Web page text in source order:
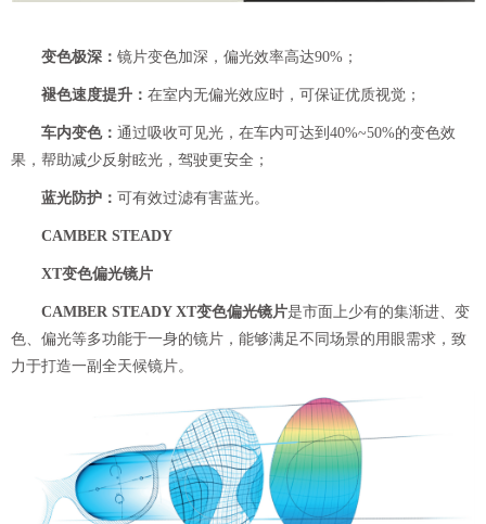
变色极深： 镜片变色加深，偏光效率高达90%；
褪色速度提升： 在室内无偏光效应时，可保证优质视觉；
车内变色： 通过吸收可见光，在车内可达到40%~50%的变色效
果，帮助减少反射眩光，驾驶更安全；
蓝光防护： 可有效过滤有害蓝光。
CAMBER STEADY
XT变色偏光镜片
CAMBER STEADY XT变色偏光镜片是市面上少有的集渐进、变
色、偏光等多功能于一身的镜片，能够满足不同场景的用眼需求，致
力于打造一副全天候镜片。